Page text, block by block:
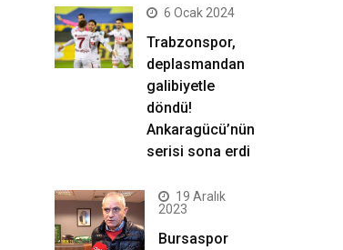
6 Ocak 2024
Trabzonspor,
deplasmandan
galibiyetle
döndü!
Ankaragücü’nün
serisi sona erdi
19 Aralık
2023
Bursaspor